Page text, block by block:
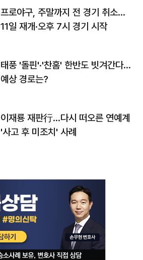
프로야구, 주말까지 전 경기 취소…
11일 재개·오후 7시 경기 시작
태풍 '돌핀'·'찬홈' 한반도 빗겨간다…
예상 경로는?
이재룡 재판行…다시 떠오른 연예계
'사고 후 미조치' 사례